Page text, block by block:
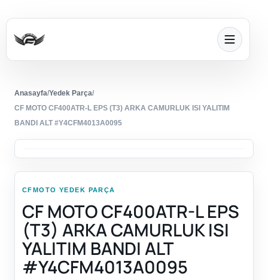
Anasayfa/Yedek Parça/
CF MOTO CF400ATR-L EPS (T3) ARKA CAMURLUK ISI YALITIM
BANDI ALT #Y4CFM4013A0095
CFMOTO YEDEK PARÇA
CF MOTO CF400ATR-L EPS
(T3) ARKA CAMURLUK ISI
YALITIM BANDI ALT
#Y4CFM4013A0095